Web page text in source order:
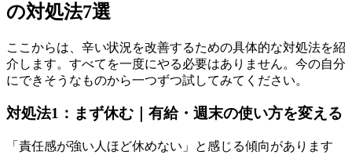
の対処法7選
ここからは、辛い状況を改善するための具体的な対処法を紹
介します。すべてを一度にやる必要はありません。今の自分
にできそうなものから一つずつ試してみてください。
対処法1：まず休む｜有給・週末の使い方を変える
「責任感が強い人ほど休めない」と感じる傾向があります